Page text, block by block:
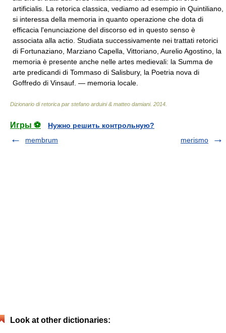
artificialis. La retorica classica, vediamo ad esempio in Quintiliano,
si interessa della memoria in quanto operazione che dota di
efficacia l'enunciazione del discorso ed in questo senso è
associata alla actio. Studiata successivamente nei trattati retorici
di Fortunaziano, Marziano Capella, Vittoriano, Aurelio Agostino, la
memoria è presente anche nelle artes medievali: la Summa de
arte predicandi di Tommaso di Salisbury, la Poetria nova di
Goffredo di Vinsauf. — memoria locale.
Dizionario di retorica par stefano arduini & matteo damiani. 2014
Игры ⚽
Нужно решить контрольную?
membrum
merismo
Look at other dictionaries: